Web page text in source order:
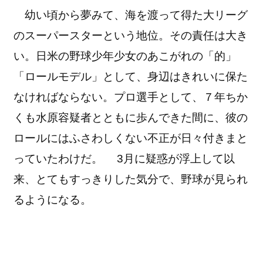
幼い頃から夢みて、海を渡って得た大リーグ
のスーパースターという地位。その責任は大き
い。日米の野球少年少女のあこがれの「的」
「ロールモデル」として、身辺はきれいに保た
なければならない。プロ選手として、７年ちか
くも水原容疑者とともに歩んできた間に、彼の
ロールにはふさわしくない不正が日々付きまと
っていたわけだ。 3月に疑惑が浮上して以
来、とてもすっきりした気分で、野球が見られ
るようになる。